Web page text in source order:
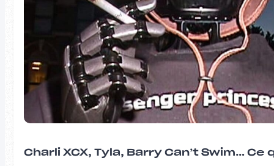
Charli XCX, Tyla, Barry Can’t Swim…